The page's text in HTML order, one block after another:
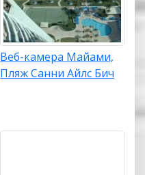
Веб-камера Майами,
Пляж Санни Айлс Бич